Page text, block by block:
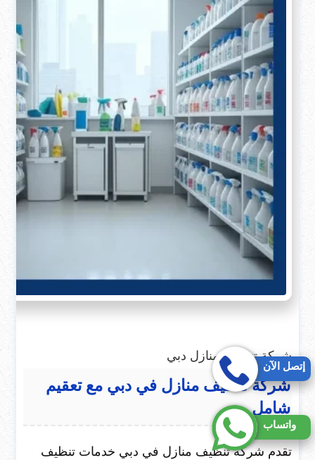
شركة تنظيف منازل دبي
شركة تنظيف منازل في دبي مع تعقيم
شامل
تقدم شركة تنظيف منازل في دبي خدمات تنظيف
واتساب
إتصل الآن